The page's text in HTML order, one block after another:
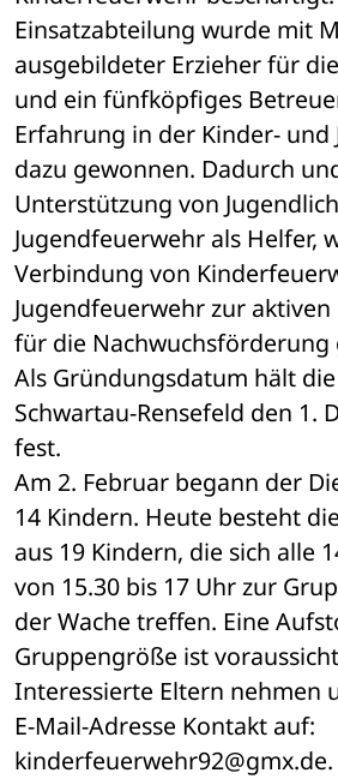
Einsatzabteilung wurde mit
ausgebildeter Erzieher für
und ein fünfköpfiges
Erfahrung in der Kinder- und
dazu gewonnen. Dadurch
Unterstützung von
Jugendfeuerwehr als Helfer,
Verbindung von
Jugendfeuerwehr zur
für die Nachwuchsförderung
Als Gründungsdatum hält
Schwartau-Rensefeld den 1.
fest.
Am 2. Februar begann der
14 Kindern. Heute besteht
aus 19 Kindern, die sich alle
von 15.30 bis 17 Uhr zur
der Wache treffen. Eine
Gruppengröße ist
Interessierte Eltern nehmen
E-Mail-Adresse Kontakt auf:
kinderfeuerwehr92@gmx.de.